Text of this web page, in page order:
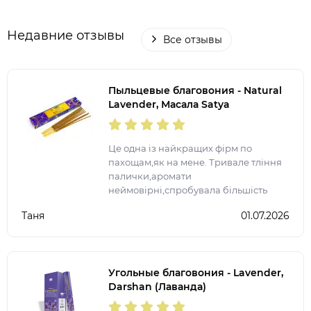
Недавние отзывы Все отзывы
Пыльцевые благовония - Natural
Lavender, Масала Satya
(Натуральная Лаванда)
Це одна із найкращих фірм по
пахощам,як на мене. Тривале тління
палички,аромати
неймовірні,спробувала більшість
запалення ще на довго залишається
Таня 01.07.2026
Угольные благовония - Lavender,
Darshan (Лаванда)